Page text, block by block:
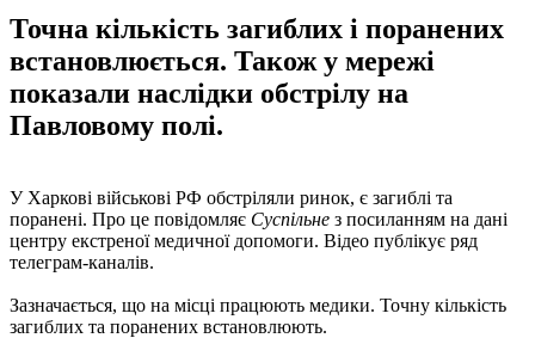
Точна кількість загиблих і поранених
встановлюється. Також у мережі
показали наслідки обстрілу на
Павловому полі.
У Харкові військові РФ обстріляли ринок, є загиблі та
поранені. Про це повідомляє Суспільне з посиланням на дані
центру екстреної медичної допомоги. Відео публікує ряд
телеграм-каналів.
Зазначається, що на місці працюють медики. Точну кількість
загиблих та поранених встановлюють.